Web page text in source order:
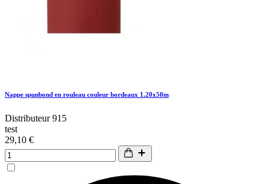
Nappe spunbond en rouleau couleur bordeaux 1.20x50m
Distributeur 915
test
29,10 €